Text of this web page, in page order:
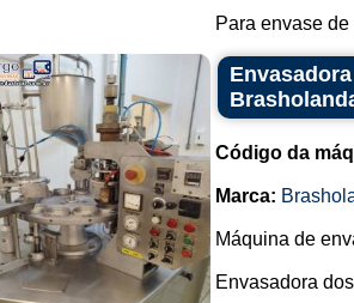
Para envase
Código da
Marca:
Máquina de
Envasadora